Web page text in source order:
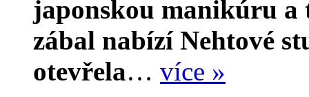
japonskou manikúru
zábal nabízí Nehtové
otevřela… více »